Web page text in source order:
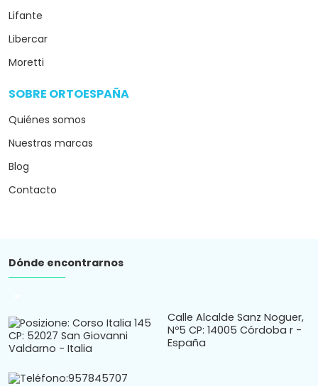
Lifante
Libercar
Moretti
SOBRE ORTOESPAÑA
Quiénes somos
Nuestras marcas
Blog
Contacto
Dónde encontrarnos
Calle Alcalde Sanz Noguer,
Nº5 CP: 14005 Córdoba r -
España
Teléfono:957845707